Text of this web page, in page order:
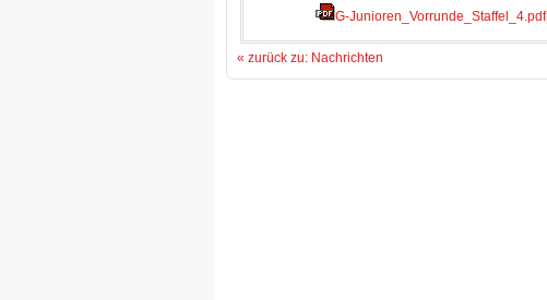
G-Junioren_Vorrunde_Staffel_4.pdf
« zurück zu: Nachrichten